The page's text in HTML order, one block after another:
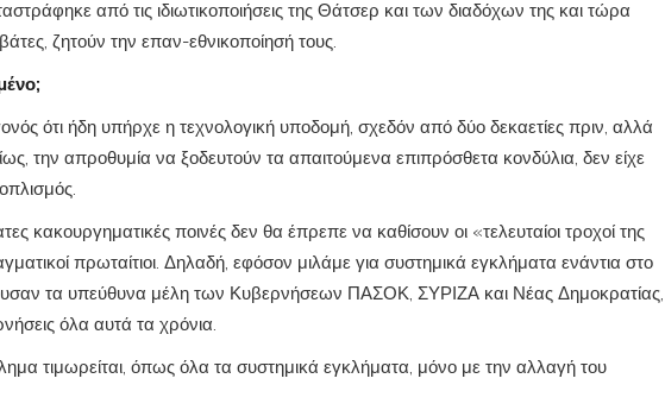
από τις ιδιωτικοποιήσεις της Θάτσερ και των διαδόχων της και τώρα
ζητούν την επαν-εθνικοποίησή τους.
ότι ήδη υπήρχε η τεχνολογική υποδομή, σχεδόν από δύο δεκαετίες πριν, αλλά
την απροθυμία να ξοδευτούν τα απαιτούμενα επιπρόσθετα κονδύλια, δεν είχε
κακουργηματικές ποινές δεν θα έπρεπε να καθίσουν οι «τελευταίοι τροχοί της
πρωταίτιοι. Δηλαδή, εφόσον μιλάμε για συστημικά εγκλήματα ενάντια στο
τα υπεύθυνα μέλη των Κυβερνήσεων ΠΑΣΟΚ, ΣΥΡΙΖΑ και Νέας Δημοκρατίας,
όλα αυτά τα χρόνια.
τιμωρείται, όπως όλα τα συστημικά εγκλήματα, μόνο με την αλλαγή του